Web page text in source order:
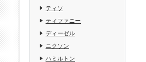
ティソ
ティファニー
ディーゼル
ニクソン
ハミルトン